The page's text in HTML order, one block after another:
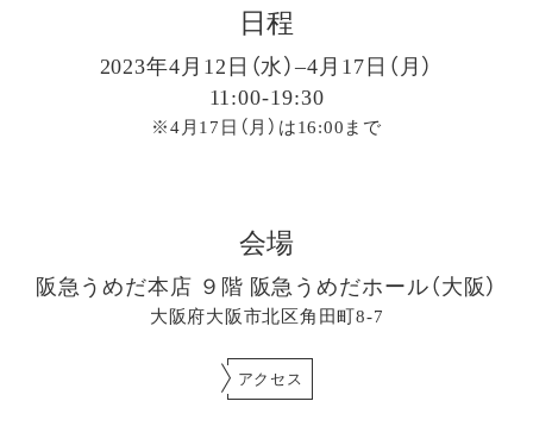
日程
2023年4月12日（水）–4月17日（月）
11:00-19:30
※4月17日（月）は16:00まで
会場
阪急うめだ本店 ９階 阪急うめだホール（大阪）
大阪府大阪市北区角田町8-7
アクセス